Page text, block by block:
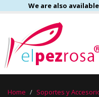
We are also
Home Soportes y